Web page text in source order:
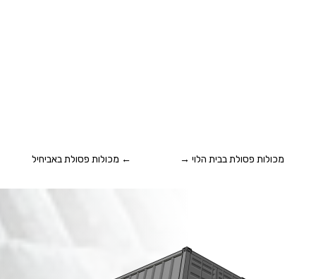
← מכולות פסולת באביחיל מכולות פסולת בבית הלוי→